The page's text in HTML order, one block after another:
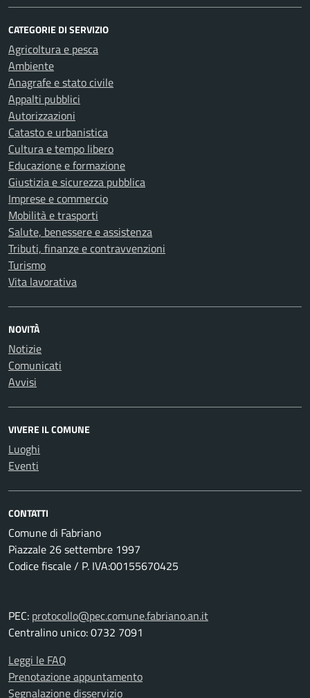
CATEGORIE DI SERVIZIO
Agricoltura e pesca
Ambiente
Anagrafe e stato civile
Appalti pubblici
Autorizzazioni
Catasto e urbanistica
Cultura e tempo libero
Educazione e formazione
Giustizia e sicurezza pubblica
Imprese e commercio
Mobilità e trasporti
Salute, benessere e assistenza
Tributi, finanze e contravvenzioni
Turismo
Vita lavorativa
NOVITÀ
Notizie
Comunicati
Avvisi
VIVERE IL COMUNE
Luoghi
Eventi
CONTATTI
Comune di Fabriano
Piazzale 26 settembre 1997
Codice fiscale / P. IVA:00155670425
PEC: protocollo@pec.comune.fabriano.an.it
Centralino unico: 0732 7091
Leggi le FAQ
Prenotazione appuntamento
Segnalazione disservizio